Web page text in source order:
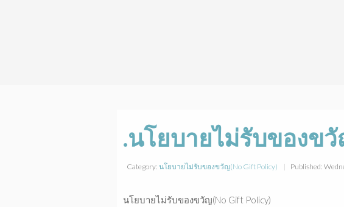
.นโยบายไม่รับของข
Category: นโยบายไม่รับของขวัญ(No Gift Policy) Published:
นโยบายไม่รับของขวัญ(No Gift Policy)